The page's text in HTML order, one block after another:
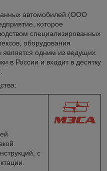
автомобилей (ООО
которое
специализированных
оборудования
является одним из ведущих
в России и входит в десятку
с